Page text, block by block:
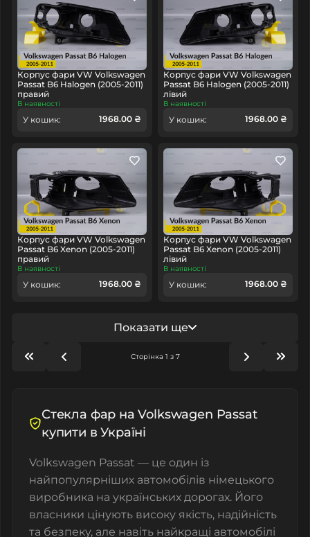
Корпус фари VW Volkswagen
Passat B6 Halogen (2005-2011)
правий
В наявності
У кошик: 1968.00 ₴
Корпус фари VW Volkswagen
Passat B6 Halogen (2005-2011)
лівий
В наявності
У кошик: 1968.00 ₴
Корпус фари VW Volkswagen
Passat B6 Xenon (2005-2011)
правий
В наявності
У кошик: 1968.00 ₴
Корпус фари VW Volkswagen
Passat B6 Xenon (2005-2011)
лівий
В наявності
У кошик: 1968.00 ₴
Показати ще
Сторінка 1 з 7
Стекла фар на Volkswagen Passat
купити в Україні
Volkswagen Passat — це один із
найпопулярніших автомобілів німецького
виробника на українських дорогах. Його
власники цінують високу якість, надійність
та безпеку, але навіть найкращі автомобілі